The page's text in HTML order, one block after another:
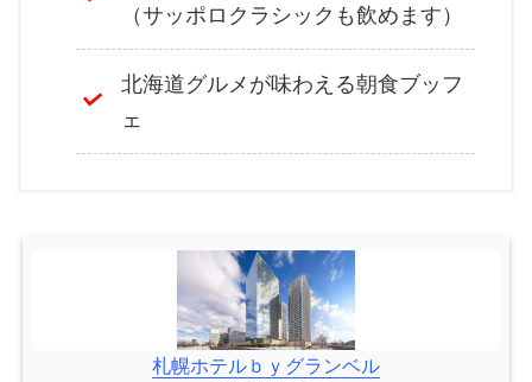
（サッポロクラシックも飲めます）
北海道グルメが味わえる朝食ブッフ
ェ
札幌ホテルｂｙグランベル